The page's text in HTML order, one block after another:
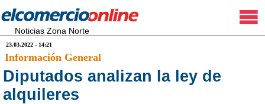
Noticias Zona Norte
23.03.2022 - 14:21
Información General
Diputados analizan la ley de
alquileres